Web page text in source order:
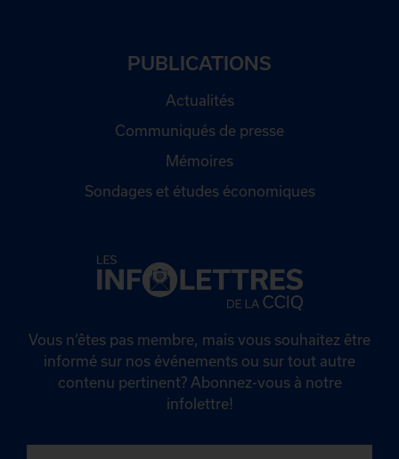
PUBLICATIONS
Actualités
Communiqués de presse
Mémoires
Sondages et études économiques
Vous n’êtes pas membre, mais vous souhaitez être
informé sur nos événements ou sur tout autre
contenu pertinent? Abonnez-vous à notre
infolettre!